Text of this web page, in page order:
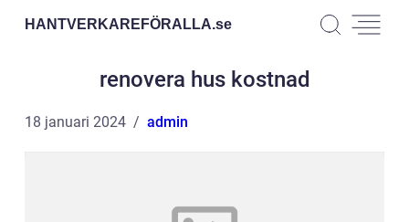
HANTVERKAREFÖRALLA.se
renovera hus kostnad
18 januari 2024 admin